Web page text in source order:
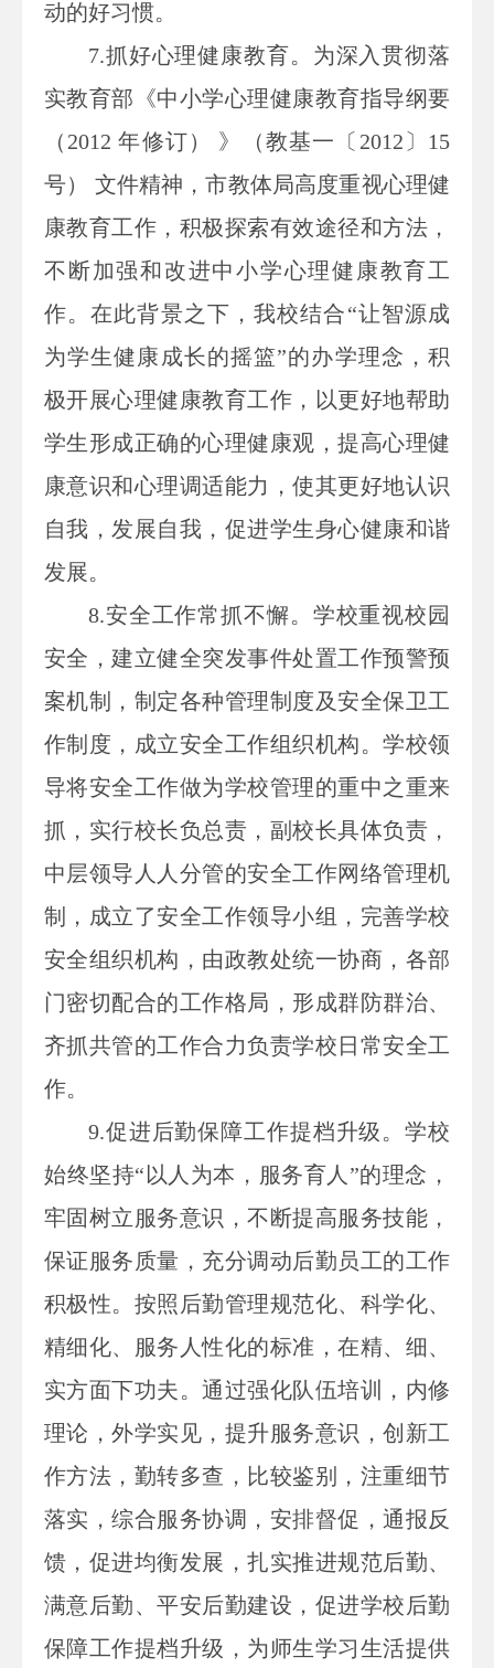
动的好习惯。
7.抓好心理健康教育。为深入贯彻落
实教育部《中小学心理健康教育指导纲要
（2012 年修订） 》（教基一〔2012〕15
号） 文件精神，市教体局高度重视心理健
康教育工作，积极探索有效途径和方法，
不断加强和改进中小学心理健康教育工
作。在此背景之下，我校结合“让智源成
为学生健康成长的摇篮”的办学理念，积
极开展心理健康教育工作，以更好地帮助
学生形成正确的心理健康观，提高心理健
康意识和心理调适能力，使其更好地认识
自我，发展自我，促进学生身心健康和谐
发展。
8.安全工作常抓不懈。学校重视校园
安全，建立健全突发事件处置工作预警预
案机制，制定各种管理制度及安全保卫工
作制度，成立安全工作组织机构。学校领
导将安全工作做为学校管理的重中之重来
抓，实行校长负总责，副校长具体负责，
中层领导人人分管的安全工作网络管理机
制，成立了安全工作领导小组，完善学校
安全组织机构，由政教处统一协商，各部
门密切配合的工作格局，形成群防群治、
齐抓共管的工作合力负责学校日常安全工
作。
9.促进后勤保障工作提档升级。学校
始终坚持“以人为本，服务育人”的理念，
牢固树立服务意识，不断提高服务技能，
保证服务质量，充分调动后勤员工的工作
积极性。按照后勤管理规范化、科学化、
精细化、服务人性化的标准，在精、细、
实方面下功夫。通过强化队伍培训，内修
理论，外学实见，提升服务意识，创新工
作方法，勤转多查，比较鉴别，注重细节
落实，综合服务协调，安排督促，通报反
馈，促进均衡发展，扎实推进规范后勤、
满意后勤、平安后勤建设，促进学校后勤
保障工作提档升级，为师生学习生活提供